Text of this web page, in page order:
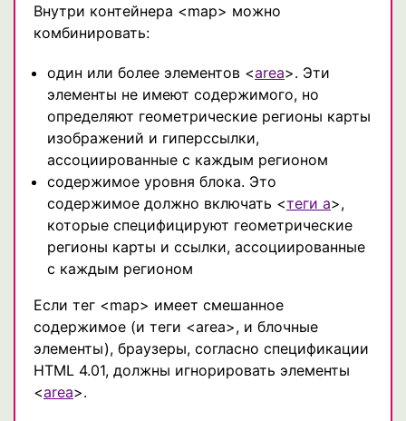
Внутри контейнера <map> можно
комбинировать:
один или более элементов <area>. Эти
элементы не имеют содержимого, но
определяют геометрические регионы карты
изображений и гиперссылки,
ассоциированные с каждым регионом
содержимое уровня блока. Это
содержимое должно включать <теги a>,
которые специфицируют геометрические
регионы карты и ссылки, ассоциированные
с каждым регионом
Если тег <map> имеет смешанное
содержимое (и теги <area>, и блочные
элементы), браузеры, согласно спецификации
HTML 4.01, должны игнорировать элементы
<area>.